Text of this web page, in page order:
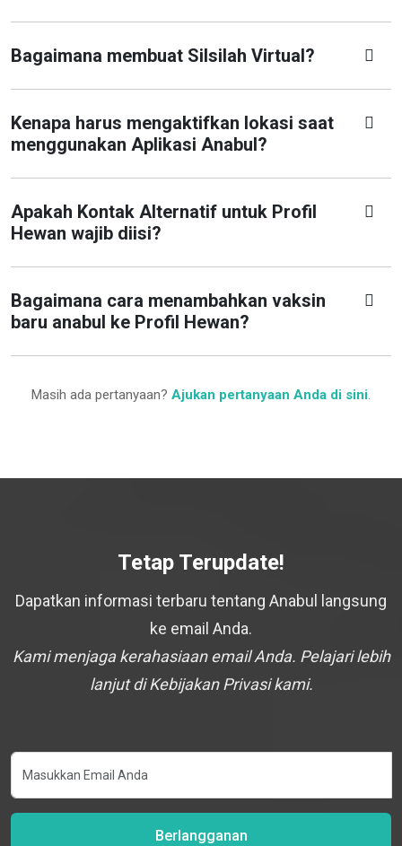
Bagaimana membuat Silsilah Virtual?
Kenapa harus mengaktifkan lokasi saat
menggunakan Aplikasi Anabul?
Apakah Kontak Alternatif untuk Profil
Hewan wajib diisi?
Bagaimana cara menambahkan vaksin
baru anabul ke Profil Hewan?
Masih ada pertanyaan? Ajukan pertanyaan Anda di sini.
Tetap Terupdate!
Dapatkan informasi terbaru tentang Anabul langsung
ke email Anda.
Kami menjaga kerahasiaan email Anda. Pelajari lebih
lanjut di Kebijakan Privasi kami.
Berlangganan